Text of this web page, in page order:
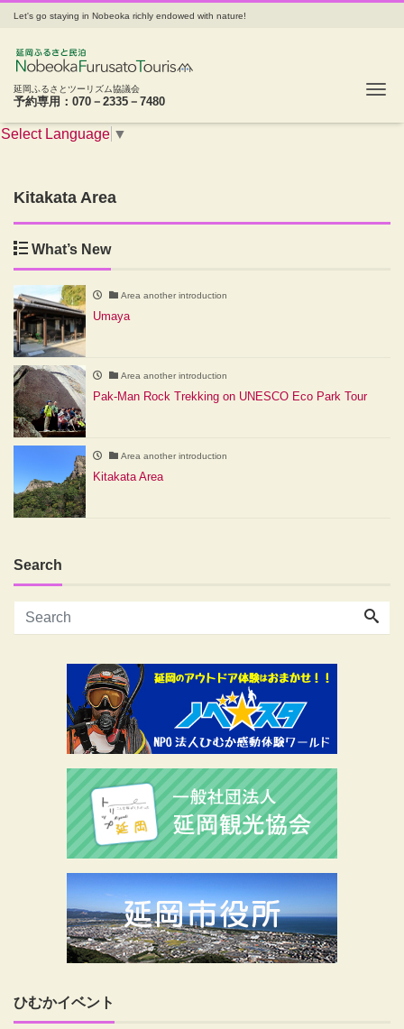
Let's go staying in Nobeoka richly endowed with nature!
延岡ふるさとツーリズム協議会
予約専用：070－2335－7480
Select Language ▼
Kitakata Area
What’s New
Area another introduction
Umaya
Area another introduction
Pak-Man Rock Trekking on UNESCO Eco Park Tour
Area another introduction
Kitakata Area
Search
ひむかイベント